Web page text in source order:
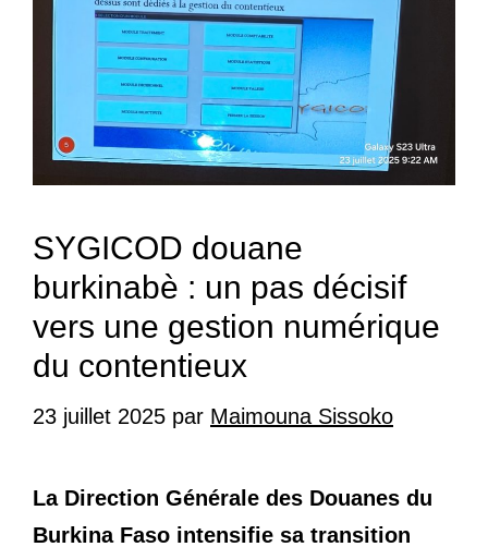
SYGICOD douane
burkinabè : un pas décisif
vers une gestion numérique
du contentieux
23 juillet 2025 par Maimouna Sissoko
La Direction Générale des Douanes du
Burkina Faso intensifie sa transition